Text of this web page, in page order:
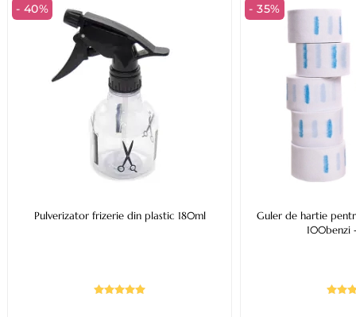
- 40%
Pulverizator frizerie din plastic 180ml
- 35%
Guler de hartie
100benzi